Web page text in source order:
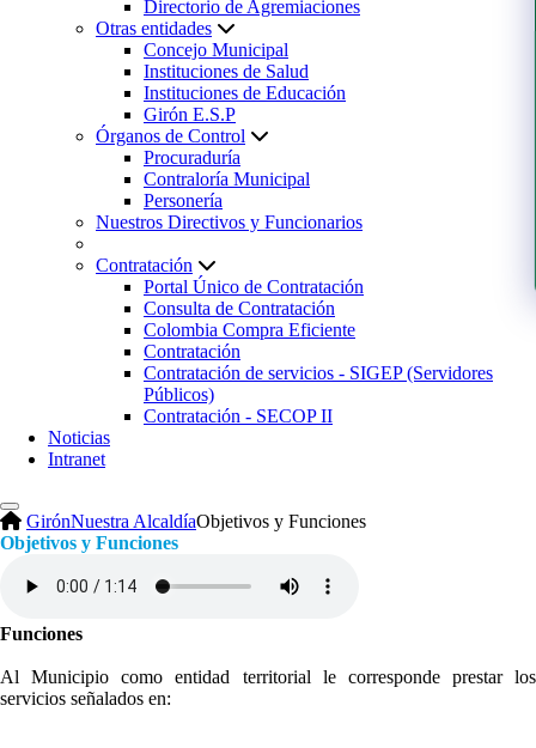
Directorio de Agremiaciones
Otras entidades
Concejo Municipal
Instituciones de Salud
Instituciones de Educación
Girón E.S.P
Órganos de Control
Procuraduría
Contraloría Municipal
Personería
Nuestros Directivos y Funcionarios
Contratación
Portal Único de Contratación
Consulta de Contratación
Colombia Compra Eficiente
Contratación
Contratación de servicios - SIGEP (Servidores
Públicos)
Contratación - SECOP II
Noticias
Intranet
GirónNuestra AlcaldíaObjetivos y Funciones
Objetivos y Funciones
Funciones
Al Municipio como entidad territorial le corresponde prestar los
servicios señalados en: